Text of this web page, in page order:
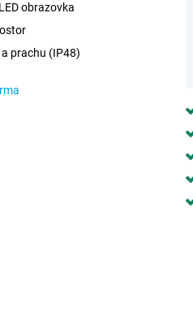
obrazovka
prachu (IP48)